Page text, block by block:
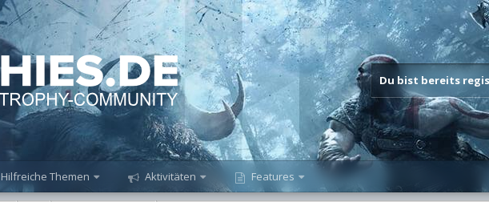
Du bist bereits
Hilfreiche Themen Aktivitäten Features